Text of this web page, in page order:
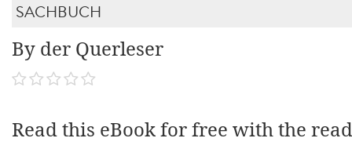
SACHBUCH
By der Querleser
Read this eBook for free with the